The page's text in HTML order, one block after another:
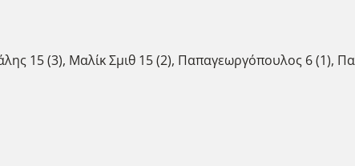
15 (3), Μαλίκ Σμιθ 15 (2), Παπαγεωργόπουλος 6 (1),